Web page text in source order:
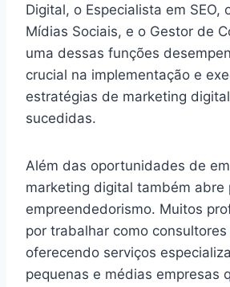
Digital, o Especialista em SEO,
Mídias Sociais, e o Gestor de
uma dessas funções
crucial na implementação e
estratégias de marketing
sucedidas.
Além das oportunidades de
marketing digital também abre
empreendedorismo. Muitos
por trabalhar como
oferecendo serviços
pequenas e médias empresas